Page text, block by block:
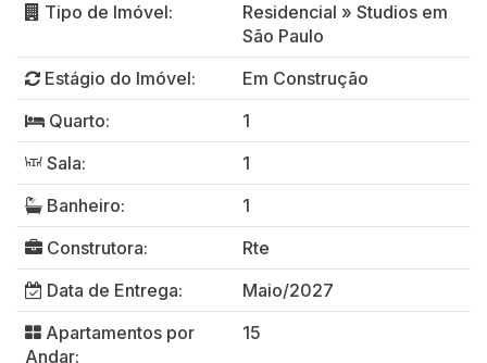
Tipo de Imóvel:
Residencial » Studios em
São Paulo
Estágio do Imóvel:
Em Construção
Quarto:
1
Sala:
1
Banheiro:
1
Construtora:
Rte
Data de Entrega:
Maio/2027
Apartamentos por
Andar:
15